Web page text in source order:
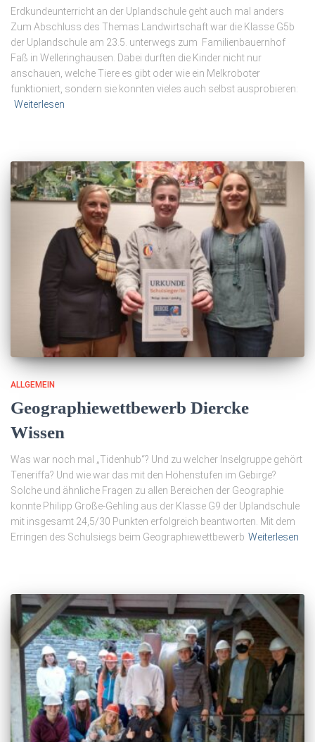
Erdkundeunterricht an der Uplandschule geht auch mal anders
Zum Abschluss des Themas Landwirtschaft war die Klasse G5b
der Uplandschule am 23.5. unterwegs zum Familienbauernhof
Faß in Welleringhausen. Dabei durften die Kinder nicht nur
anschauen, welche Tiere es gibt oder wie ein Melkroboter
funktioniert, sondern sie konnten vieles auch selbst ausprobieren:
Weiterlesen
ALLGEMEIN
Geographiewettbewerb Diercke
Wissen
Was war noch mal „Tidenhub“? Und zu welcher Inselgruppe gehört
Teneriffa? Und wie war das mit den Höhenstufen im Gebirge?
Solche und ähnliche Fragen zu allen Bereichen der Geographie
konnte Philipp Große-Gehling aus der Klasse G9 der Uplandschule
mit insgesamt 24,5/30 Punkten erfolgreich beantworten. Mit dem
Erringen des Schulsiegs beim Geographiewettbewerb Weiterlesen